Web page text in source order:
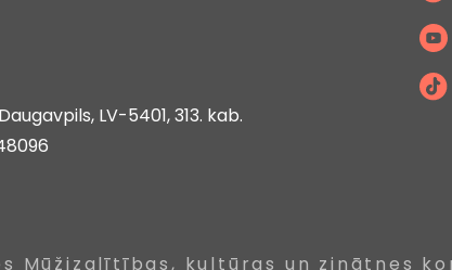
LV-5401, 313. kab.
Mūžizglītības, kultūras un zinātnes